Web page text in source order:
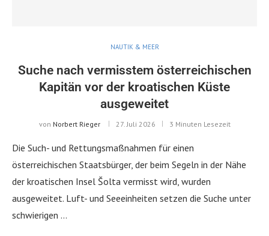
NAUTIK & MEER
Suche nach vermisstem österreichischen
Kapitän vor der kroatischen Küste
ausgeweitet
von Norbert Rieger 27. Juli 2026 3 Minuten Lesezeit
Die Such- und Rettungsmaßnahmen für einen
österreichischen Staatsbürger, der beim Segeln in der Nähe
der kroatischen Insel Šolta vermisst wird, wurden
ausgeweitet. Luft- und Seeeinheiten setzen die Suche unter
schwierigen …